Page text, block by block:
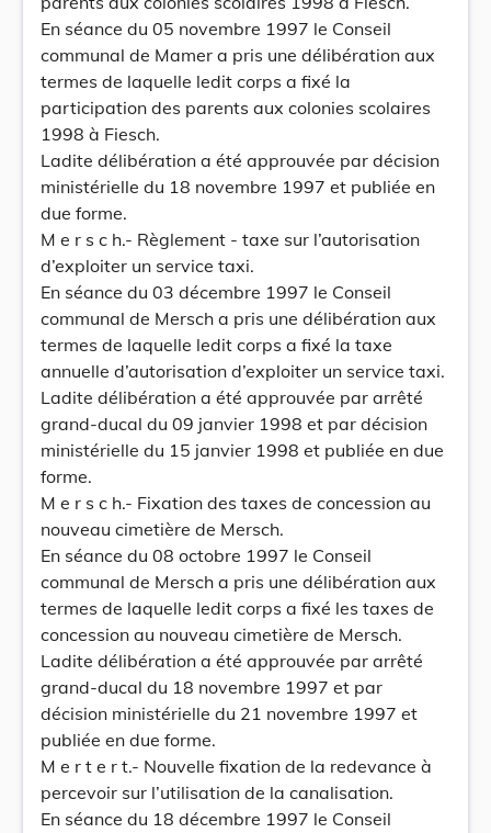
En séance du 05 novembre 1997 le Conseil
communal de Mamer a pris une délibération aux
termes de laquelle ledit corps a fixé la
participation des parents aux colonies scolaires
1998 à Fiesch.
Ladite délibération a été approuvée par décision
ministérielle du 18 novembre 1997 et publiée en
due forme.
M e r s c h.- Règlement - taxe sur l’autorisation
d’exploiter un service taxi.
En séance du 03 décembre 1997 le Conseil
communal de Mersch a pris une délibération aux
termes de laquelle ledit corps a fixé la taxe
annuelle d’autorisation d’exploiter un service taxi.
Ladite délibération a été approuvée par arrêté
grand-ducal du 09 janvier 1998 et par décision
ministérielle du 15 janvier 1998 et publiée en due
forme.
M e r s c h.- Fixation des taxes de concession au
nouveau cimetière de Mersch.
En séance du 08 octobre 1997 le Conseil
communal de Mersch a pris une délibération aux
termes de laquelle ledit corps a fixé les taxes de
concession au nouveau cimetière de Mersch.
Ladite délibération a été approuvée par arrêté
grand-ducal du 18 novembre 1997 et par
décision ministérielle du 21 novembre 1997 et
publiée en due forme.
M e r t e r t.- Nouvelle fixation de la redevance à
percevoir sur l’utilisation de la canalisation.
En séance du 18 décembre 1997 le Conseil